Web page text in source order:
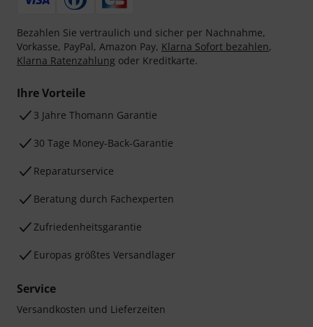
Bezahlen Sie vertraulich und sicher per Nachnahme,
Vorkasse, PayPal, Amazon Pay, Klarna Sofort bezahlen,
Klarna Ratenzahlung oder Kreditkarte.
Ihre Vorteile
3 Jahre Thomann Garantie
30 Tage Money-Back-Garantie
Reparaturservice
Beratung durch Fachexperten
Zufriedenheitsgarantie
Europas größtes Versandlager
Service
Versandkosten und Lieferzeiten